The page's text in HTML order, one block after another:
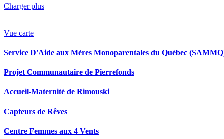
Charger plus
Vue carte
Service D'Aide aux Mères Monoparentales du Québec
Projet Communautaire de Pierrefonds
Accueil-Maternité de Rimouski
Capteurs de Rêves
Centre Femmes aux 4 Vents